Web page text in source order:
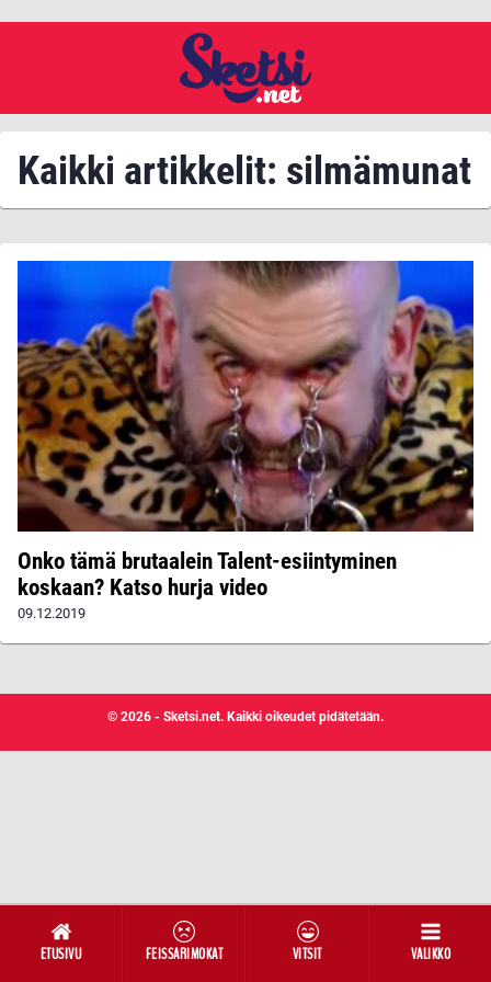
ETUSIVU FEISSARIMOKAT VITSIT VALIKKO
Kaikki artikkelit: silmämunat
Onko tämä brutaalein Talent-esiintyminen
koskaan? Katso hurja video
09.12.2019
© 2026 - Sketsi.net. Kaikki oikeudet pidätetään.